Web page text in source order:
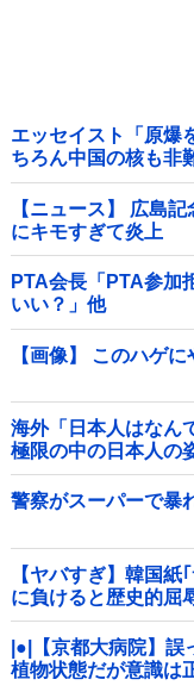
エッセイスト「原爆
ちろん中国の核も非
核！」
【ニュース】 広島
にキモすぎて炎上
PTA会長「PTA参加
いい？」他
【画像】 このハゲ
海外「日本人はなん
極限の中の日本人の
警察がスーパーで暴
【ヤバすぎ】韓国
に負けると歴史的屈
|●|【京都大病院】
植物状態だが意識は